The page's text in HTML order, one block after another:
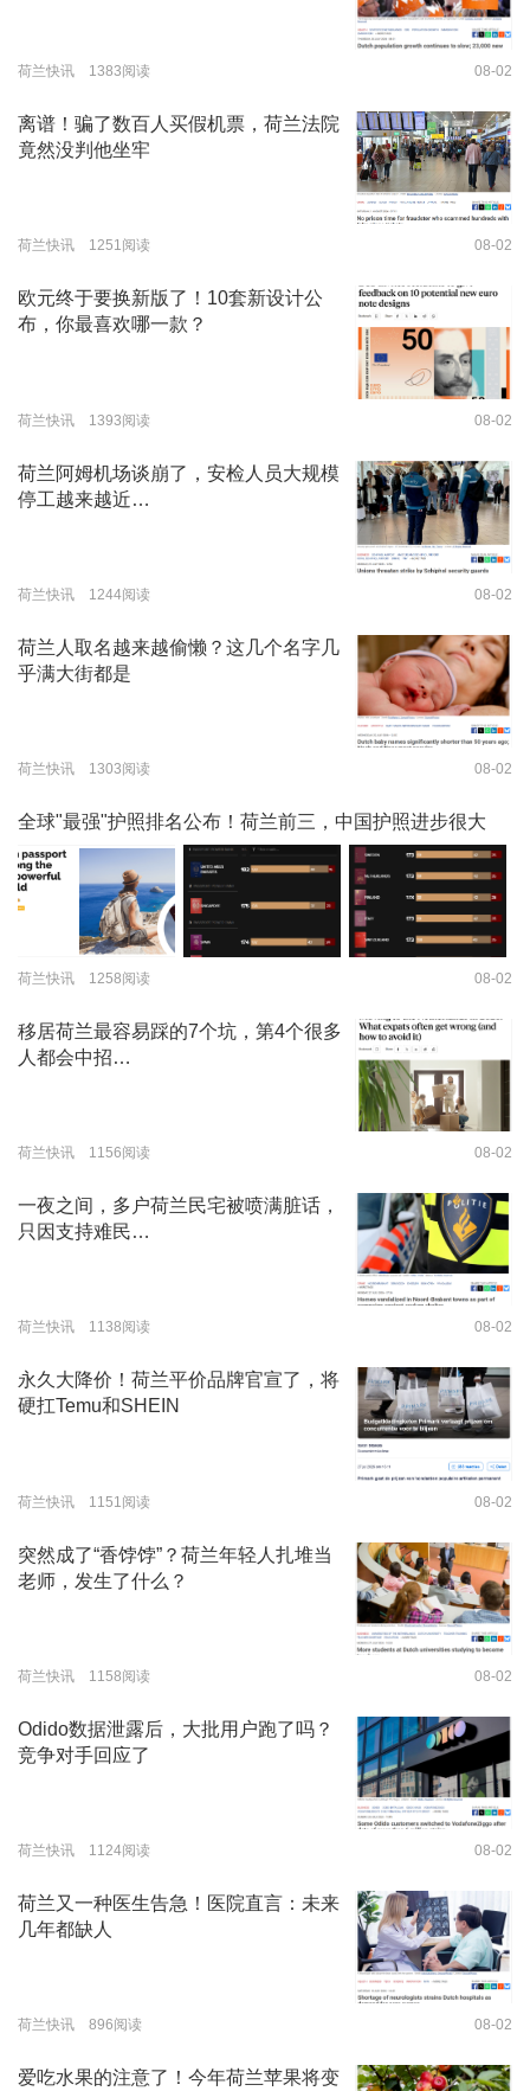
荷兰快讯 1383阅读 08-02
离谱！骗了数百人买假机票，荷兰法院
竟然没判他坐牢
荷兰快讯 1251阅读 08-02
欧元终于要换新版了！10套新设计公
布，你最喜欢哪一款？
荷兰快讯 1393阅读 08-02
荷兰阿姆机场谈崩了，安检人员大规模
停工越来越近…
荷兰快讯 1244阅读 08-02
荷兰人取名越来越偷懒？这几个名字几
乎满大街都是
荷兰快讯 1303阅读 08-02
全球"最强"护照排名公布！荷兰前三，中国护照进步很大
荷兰快讯 1258阅读 08-02
移居荷兰最容易踩的7个坑，第4个很多
人都会中招…
荷兰快讯 1156阅读 08-02
一夜之间，多户荷兰民宅被喷满脏话，
只因支持难民…
荷兰快讯 1138阅读 08-02
永久大降价！荷兰平价品牌官宣了，将
硬扛Temu和SHEIN
荷兰快讯 1151阅读 08-02
突然成了“香饽饽”？荷兰年轻人扎堆当
老师，发生了什么？
荷兰快讯 1158阅读 08-02
Odido数据泄露后，大批用户跑了吗？
竞争对手回应了
荷兰快讯 1124阅读 08-02
荷兰又一种医生告急！医院直言：未来
几年都缺人
荷兰快讯 896阅读 08-02
爱吃水果的注意了！今年荷兰苹果将变